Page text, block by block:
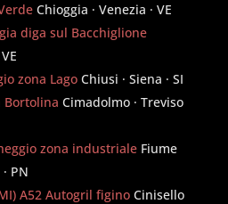
Chioggia · Venezia · VE
diga sul Bacchiglione
zona Lago Chiusi · Siena · SI
Bortolina Cimadolmo · Treviso
zona industriale Fiume
PN
A52 Autogril figino Cinisello